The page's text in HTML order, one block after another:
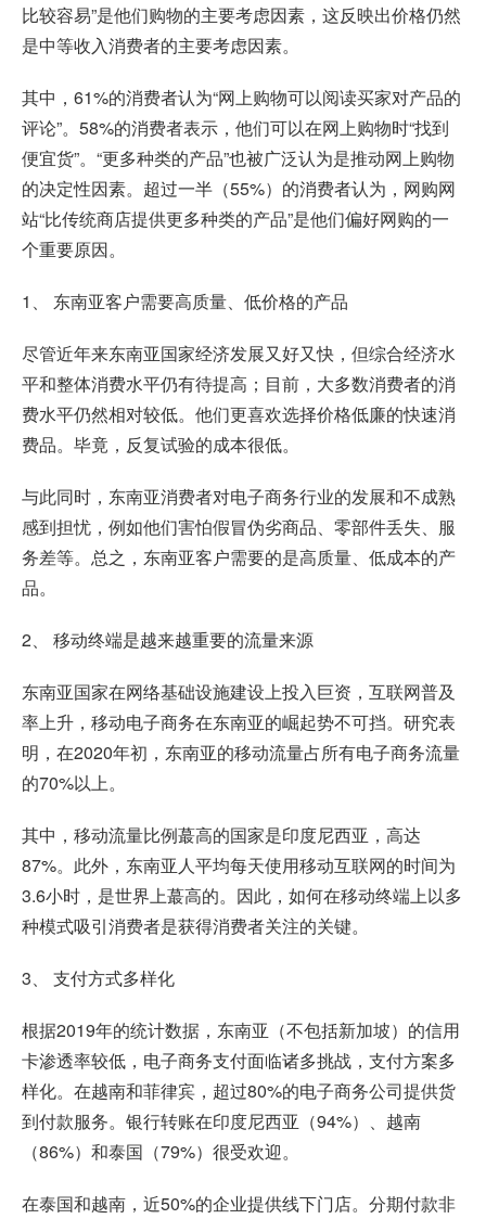
比较容易”是他们购物的主要考虑因素，这反映出价格仍然
是中等收入消费者的主要考虑因素。
其中，61%的消费者认为“网上购物可以阅读买家对产品的
评论”。58%的消费者表示，他们可以在网上购物时“找到
便宜货”。“更多种类的产品”也被广泛认为是推动网上购物
的决定性因素。超过一半（55%）的消费者认为，网购网
站“比传统商店提供更多种类的产品”是他们偏好网购的一
个重要原因。
1、 东南亚客户需要高质量、低价格的产品
尽管近年来东南亚国家经济发展又好又快，但综合经济水
平和整体消费水平仍有待提高；目前，大多数消费者的消
费水平仍然相对较低。他们更喜欢选择价格低廉的快速消
费品。毕竟，反复试验的成本很低。
与此同时，东南亚消费者对电子商务行业的发展和不成熟
感到担忧，例如他们害怕假冒伪劣商品、零部件丢失、服
务差等。总之，东南亚客户需要的是高质量、低成本的产
品。
2、 移动终端是越来越重要的流量来源
东南亚国家在网络基础设施建设上投入巨资，互联网普及
率上升，移动电子商务在东南亚的崛起势不可挡。研究表
明，在2020年初，东南亚的移动流量占所有电子商务流量
的70%以上。
其中，移动流量比例蕞高的国家是印度尼西亚，高达
87%。此外，东南亚人平均每天使用移动互联网的时间为
3.6小时，是世界上蕞高的。因此，如何在移动终端上以多
种模式吸引消费者是获得消费者关注的关键。
3、 支付方式多样化
根据2019年的统计数据，东南亚（不包括新加坡）的信用
卡渗透率较低，电子商务支付面临诸多挑战，支付方案多
样化。在越南和菲律宾，超过80%的电子商务公司提供货
到付款服务。银行转账在印度尼西亚（94%）、越南
（86%）和泰国（79%）很受欢迎。
在泰国和越南，近50%的企业提供线下门店。分期付款非